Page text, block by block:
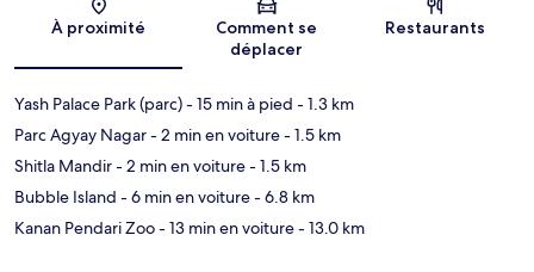
Carte
À proximité
Comment se
déplacer
Restaurants
Yash Palace Park (parc)- 15 min à pied - 1.3 km
Parc Agyay Nagar- 2 min en voiture- 1.5 km
Shitla Mandir- 2 min en voiture- 1.5 km
Bubble Island - 6 min en voiture- 6.8 km
Kanan Pendari Zoo- 13 min en voiture- 13.0 km